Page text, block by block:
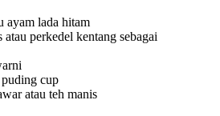
ayam lada hitam
atau perkedel kentang sebagai
puding cup
atau teh manis